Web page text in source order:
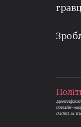
Онлайн-
04080, м.